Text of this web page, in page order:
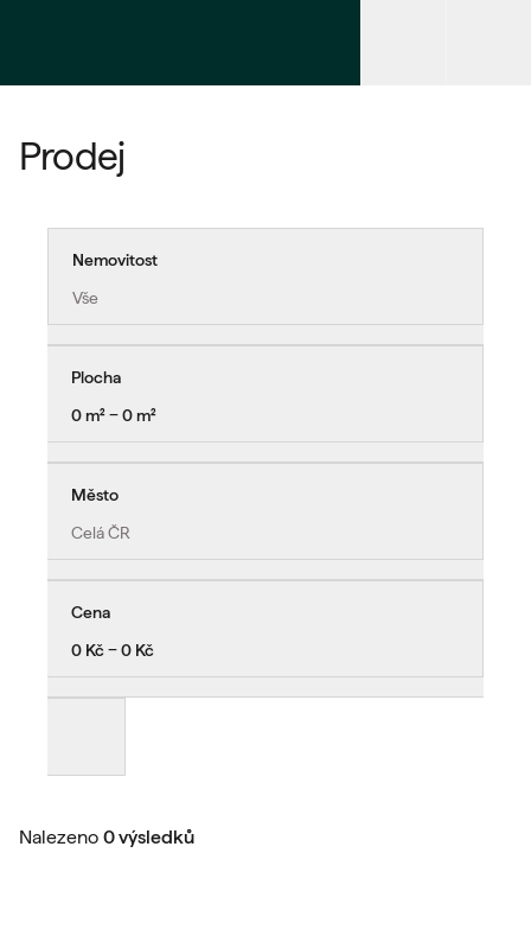
Prodej
Nemovitost
Vše
Plocha
0 m² − 0 m²
Město
Celá ČR
Cena
0 Kč − 0 Kč
Nalezeno 0 výsledků